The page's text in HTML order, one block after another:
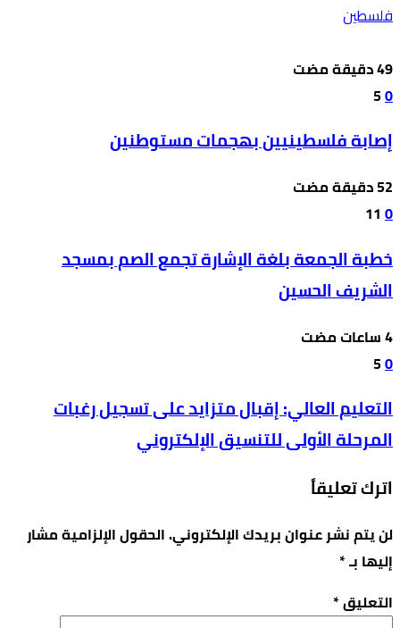
فلسطين
0
5
إصابة فلسطينيين بهجمات مستوطنين
0
11
خطبة الجمعة بلغة الإشارة تجمع الصم بمسجد
الشريف الحسين
0
5
التعليم العالي: إقبال متزايد على تسجيل رغبات
المرحلة الأولى للتنسيق الإلكتروني
اترك تعليقاً
لن يتم نشر عنوان بريدك الإلكتروني.الحقول الإلزامية مشار
إليها بـ*
التعليق*